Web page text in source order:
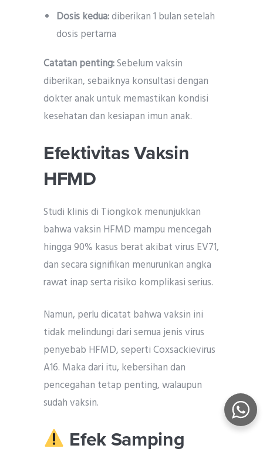
Dosis kedua:diberikan 1 bulan setelah
dosis pertama
Catatan penting:Sebelum vaksin
diberikan, sebaiknya konsultasi dengan
dokter anak untuk memastikan kondisi
kesehatan dan kesiapan imun anak.
Efektivitas Vaksin
HFMD
Studi klinis di Tiongkok menunjukkan
bahwa vaksin HFMD mampu mencegah
hingga 90% kasus berat akibat virus EV71,
dan secara signifikan menurunkan angka
rawat inap serta risiko komplikasi serius.
Namun, perlu dicatat bahwa vaksin ini
tidak melindungi dari semua jenis virus
penyebab HFMD, seperti Coxsackievirus
A16. Maka dari itu, kebersihan dan
pencegahan tetap penting, walaupun
sudah vaksin.
Efek Samping